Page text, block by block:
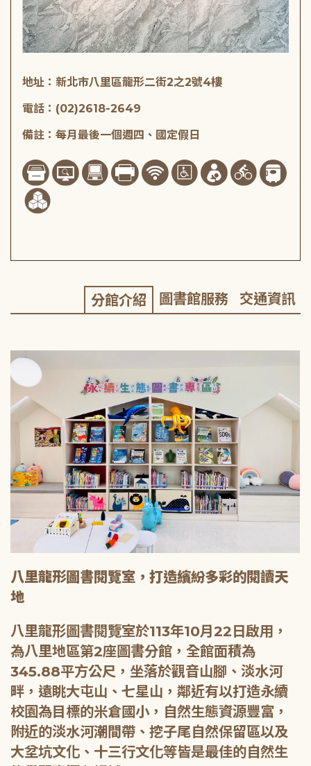
地址：新北市八里區龍形二街2之2號4樓
電話：(02)2618-2649
備註：每月最後一個週四、國定假日
分館介紹 圖書館服務 交通資訊
八里龍形圖書閱覽室，打造繽紛多彩的閱讀天
地
八里龍形圖書閱覽室於113年10月22日啟用，
為八里地區第2座圖書分館，全館面積為
345.88平方公尺，坐落於觀音山腳、淡水河
畔，遠眺大屯山、七星山，鄰近有以打造永續
校園為目標的米倉國小，自然生態資源豐富，
附近的淡水河潮間帶、挖子尾自然保留區以及
大坌坑文化、十三行文化等皆是最佳的自然生